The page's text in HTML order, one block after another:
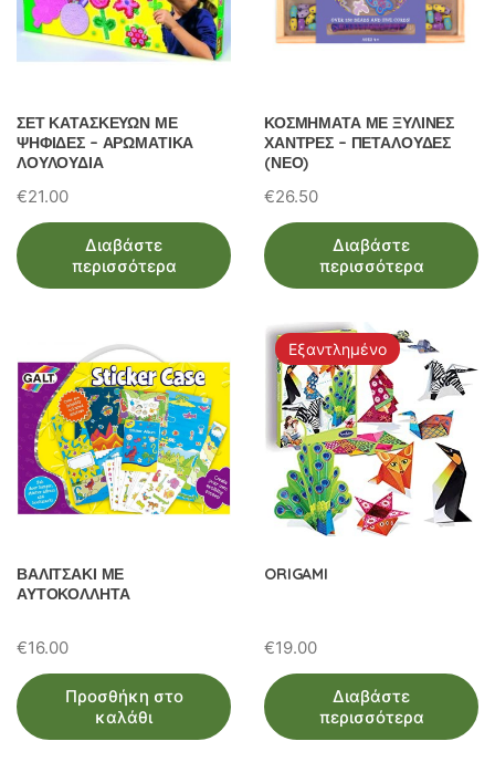
ΣΕΤ ΚΑΤΑΣΚΕΥΩΝ ΜΕ
ΨΗΦΙΔΕΣ – ΑΡΩΜΑΤΙΚΑ
ΛΟΥΛΟΥΔΙΑ
€21.00
Διαβάστε
περισσότερα
ΚΟΣΜΗΜΑΤΑ ΜΕ ΞΥΛΙΝΕΣ
ΧΑΝΤΡΕΣ – ΠΕΤΑΛΟΥΔΕΣ
(ΝΕΟ)
€26.50
Διαβάστε
περισσότερα
ΒΑΛΙΤΣΑΚΙ ΜΕ
ΑΥΤΟΚΟΛΛΗΤΑ
€16.00
Προσθήκη στο
καλάθι
Εξαντλημένο
ORIGAMI
€19.00
Διαβάστε
περισσότερα